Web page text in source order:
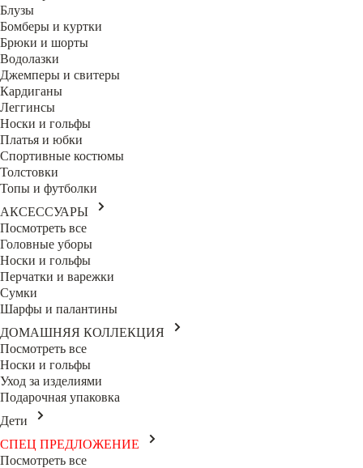
Блузы
Бомберы и куртки
Брюки и шорты
Водолазки
Джемперы и свитеры
Кардиганы
Леггинсы
Носки и гольфы
Платья и юбки
Спортивные костюмы
Толстовки
Топы и футболки
АКСЕССУАРЫ
Посмотреть все
Головные уборы
Носки и гольфы
Перчатки и варежки
Сумки
Шарфы и палантины
ДОМАШНЯЯ КОЛЛЕКЦИЯ
Посмотреть все
Носки и гольфы
Уход за изделиями
Подарочная упаковка
Дети
СПЕЦ ПРЕДЛОЖЕНИЕ
Посмотреть все